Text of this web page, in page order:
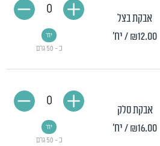
אבקת בצל
₪12.00/ יח'
כ - 50 גרם
יח'
0
אבקת סלק
₪16.00/ יח'
כ - 50 גרם
יח'
0